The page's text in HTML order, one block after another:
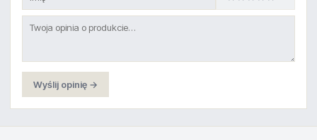
Wyślij opinię →